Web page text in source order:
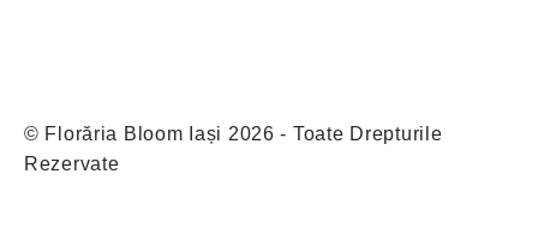
© Florăria Bloom Iași 2026 - Toate Drepturile
Rezervate